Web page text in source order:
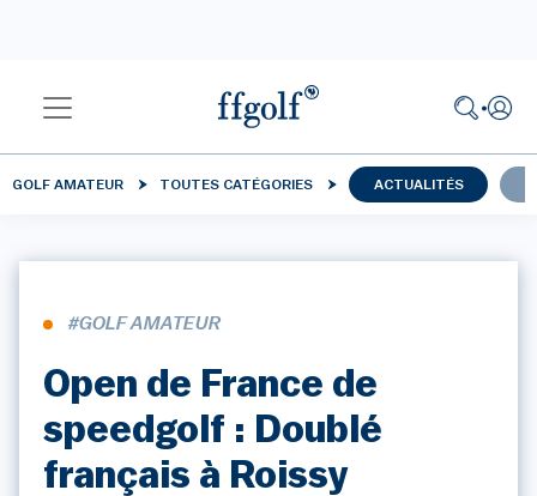
GOLF AMATEUR TOUTES CATÉGORIES ACTUALITÉS
#GOLF AMATEUR
Open de France de
speedgolf : Doublé
français à Roissy